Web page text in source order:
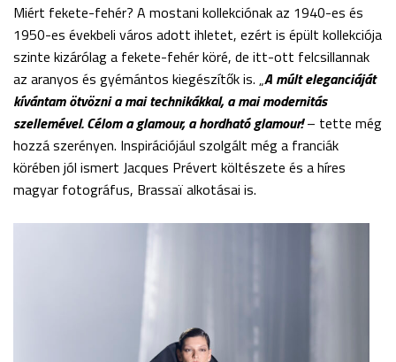
Miért fekete-fehér? A mostani kollekciónak az 1940-es és
1950-es évekbeli város adott ihletet, ezért is épült kollekciója
szinte kizárólag a fekete-fehér köré, de itt-ott felcsillannak
az aranyos és gyémántos kiegészítők is. „A múlt eleganciáját
kívántam ötvözni a mai technikákkal, a mai modernitás
szellemével. Célom a glamour, a hordható glamour!– tette még
hozzá szerényen. Inspirációjául szolgált még a franciák
körében jól ismert Jacques Prévert költészete és a híres
magyar fotográfus, Brassaï alkotásai is.